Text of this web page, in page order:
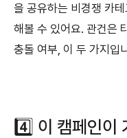
을 공유하는 비경쟁 카
해볼 수 있어요. 관건은
충돌 여부, 이 두 가지입
4️⃣ 이 캠페인이